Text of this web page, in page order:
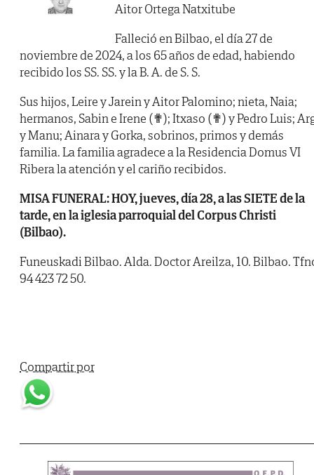
Aitor Ortega Natxitube
Falleció en Bilbao, el día 27 de
noviembre de 2024, a los 65 años de edad, habiendo
recibido los SS. SS. y la B. A. de S. S.
Sus hijos, Leire y Jarein y Aitor Palomino; nieta, Naia;
hermanos, Sabin e Irene (✟); Itxaso (✟) y Pedro Luis;
y Manu; Ainara y Gorka, sobrinos, primos y demás
familia. La familia agradece a la Residencia Domus VI
Ribera la atención y el cariño recibidos.
MISA FUNERAL: HOY, jueves, día 28, a las SIETE de la
tarde, en la iglesia parroquial del Corpus Christi
(Bilbao).
Funeuskadi Bilbao. Alda. Doctor Areilza, 10. Bilbao.
94 423 72 50.
Compartir por